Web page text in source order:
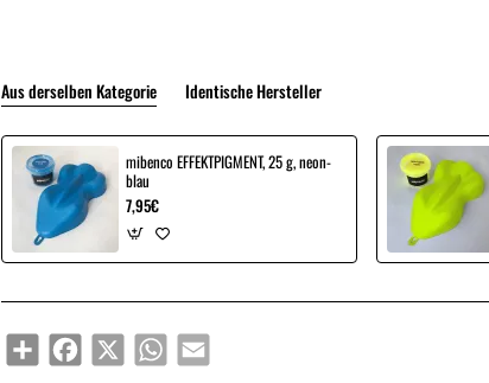
Aus derselben Kategorie Identische Hersteller
mibenco EFFEKTPIGMENT, 25 g, neon-
blau
7,95€
ShareFacebook
X WhatsAppEmail